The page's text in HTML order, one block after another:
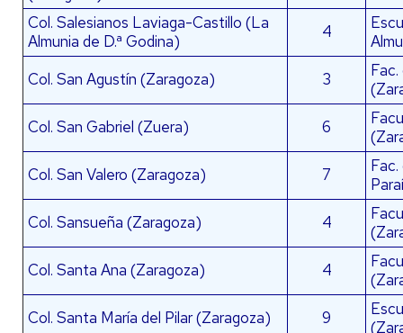
Col. Salesianos Laviaga-Castillo (La
Almunia de D.ª Godina)
4
Col. San Agustín (Zaragoza)
3
Col. San Gabriel (Zuera)
6
Col. San Valero (Zaragoza)
7
Col. Sansueña (Zaragoza)
4
Col. Santa Ana (Zaragoza)
4
Col. Santa María del Pilar (Zaragoza)
9